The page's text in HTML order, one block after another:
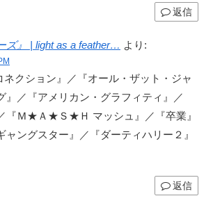
返信
ズ』 | light as a feather… より:
クション』／『オール・ザット・ジャ
』／『アメリカン・グラフィティ』／
『Ｍ★Ａ★Ｓ★Ｈ マッシュ』／『卒業』
ャングスター』／『ダーティハリー２』
返信